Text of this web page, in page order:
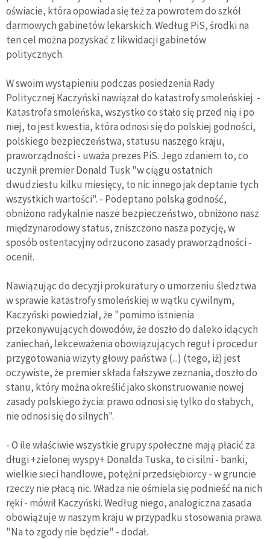
oświacie, która opowiada się też za powrotem do szkół
darmowych gabinetów lekarskich. Według PiS, środki na
ten cel można pozyskać z likwidacji gabinetów
politycznych.
W swoim wystąpieniu podczas posiedzenia Rady
Politycznej Kaczyński nawiązał do katastrofy smoleńskiej. -
Katastrofa smoleńska, wszystko co stało się przed nią i po
niej, to jest kwestia, która odnosi się do polskiej godności,
polskiego bezpieczeństwa, statusu naszego kraju,
praworządności - uważa prezes PiS. Jego zdaniem to, co
uczynił premier Donald Tusk "w ciągu ostatnich
dwudziestu kilku miesięcy, to nic innego jak deptanie tych
wszystkich wartości". - Podeptano polską godność,
obniżono radykalnie nasze bezpieczeństwo, obniżono nasz
międzynarodowy status, zniszczono nasza pozycję, w
sposób ostentacyjny odrzucono zasady praworządności -
ocenił.
Nawiązując do decyzji prokuratury o umorzeniu śledztwa
w sprawie katastrofy smoleńskiej w wątku cywilnym,
Kaczyński powiedział, że "pomimo istnienia
przekonywujących dowodów, że doszło do daleko idących
zaniechań, lekceważenia obowiązujących reguł i procedur
przygotowania wizyty głowy państwa (...) (tego, iż) jest
oczywiste, że premier składa fałszywe zeznania, doszło do
stanu, który można określić jako skonstruowanie nowej
zasady polskiego życia: prawo odnosi się tylko do słabych,
nie odnosi się do silnych".
- O ile właściwie wszystkie grupy społeczne mają płacić za
długi +zielonej wyspy+ Donalda Tuska, to ci silni - banki,
wielkie sieci handlowe, potężni przedsiębiorcy - w gruncie
rzeczy nie płacą nic. Władza nie ośmiela się podnieść na nich
ręki - mówił Kaczyński. Według niego, analogiczna zasada
obowiązuje w naszym kraju w przypadku stosowania prawa.
"Na to zgody nie będzie" - dodał.